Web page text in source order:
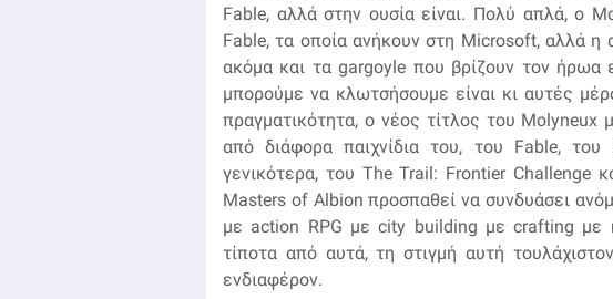
Fable, αλλά στην ουσία είναι. Πολύ απλά, ο
Fable, τα οποία ανήκουν στη Microsoft, αλλά η
ακόμα και τα gargoyle που βρίζουν τον ήρωα
μπορούμε να κλωτσήσουμε είναι κι αυτές
πραγματικότητα, ο νέος τίτλος του Molyneux
από διάφορα παιχνίδια του, του Fable,
γενικότερα, του The Trail: Frontier Challenge
Masters of Albion προσπαθεί να συνδυάσει
με action RPG με city building με crafting με
τίποτα από αυτά, τη στιγμή αυτή
ενδιαφέρον.